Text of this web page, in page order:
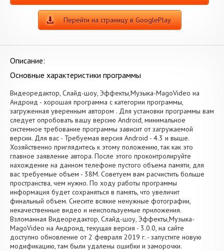
Перейти на страницу в GooglePlay
Описание:
Основные характеристики программы
Видеоредактор, Слайд-шоу, Эффекты,Музыка-MagoVideo на
Андроид - хорошая программа с категории программы,
загруженная уверенным автором . Для установки программы вам
следует опробовать вашу версию Android, минимальное
системное требование программы зависит от загружаемой
версии. Для вас - Требуемая версия Android - 4.3 и выше.
Хозяйственно приглядитесь к этому положению, так как это
главное заявление автора. После этого проконтролируйте
нахождение на данном телефоне пустого объема памяти, для
вас требуемые объем - 38M. Советуем вам расчистить больше
пространства, чем нужно. По ходу работы программы
информация будет сохраняться в память, что увеличит
финальный объем. Снесите всякие ненужные фотографии,
некачественные видео и неиспользуемые приложения.
Взломанная Видеоредактор, Слайд-шоу, Эффекты,Музыка-
MagoVideo на Андроид, текущая версия - 3.0.0, на сайте
доступно обновление от 2 февраля 2019 г. - запустите новую
модификацию, там были удалены ошибки и заморочки.